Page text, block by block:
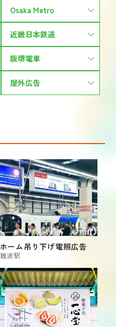
Osaka Metro
近畿日本鉄道
阪堺電車
屋外広告
ホーム吊り下げ電照広告
難波駅